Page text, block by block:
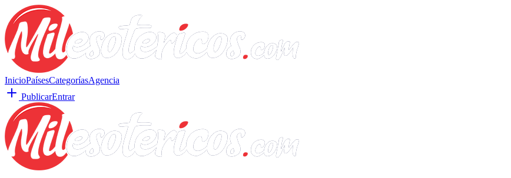
InicioPaísesCategoríasAgencia
PublicarEntrar